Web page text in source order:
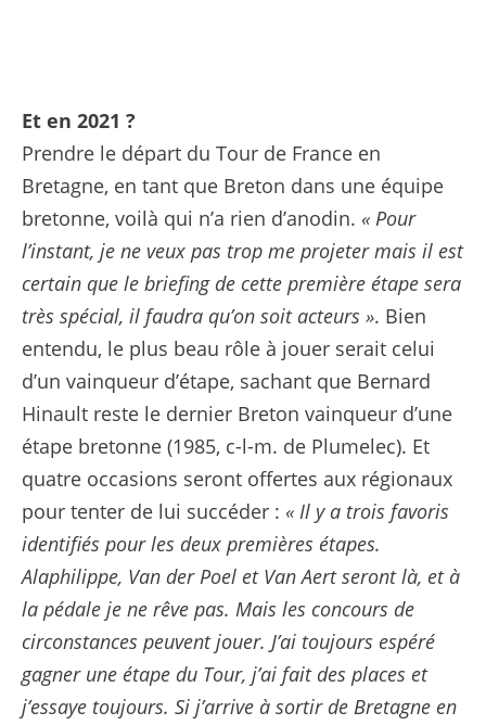
Et en 2021 ?
Prendre le départ du Tour de France en
Bretagne, en tant que Breton dans une équipe
bretonne, voilà qui n’a rien d’anodin. « Pour
l’instant, je ne veux pas trop me projeter mais il est
certain que le briefing de cette première étape sera
très spécial, il faudra qu’on soit acteurs ». Bien
entendu, le plus beau rôle à jouer serait celui
d’un vainqueur d’étape, sachant que Bernard
Hinault reste le dernier Breton vainqueur d’une
étape bretonne (1985, c-l-m. de Plumelec). Et
quatre occasions seront offertes aux régionaux
pour tenter de lui succéder : « Il y a trois favoris
identifiés pour les deux premières étapes.
Alaphilippe, Van der Poel et Van Aert seront là, et à
la pédale je ne rêve pas. Mais les concours de
circonstances peuvent jouer. J’ai toujours espéré
gagner une étape du Tour, j’ai fait des places et
j’essaye toujours. Si j’arrive à sortir de Bretagne en